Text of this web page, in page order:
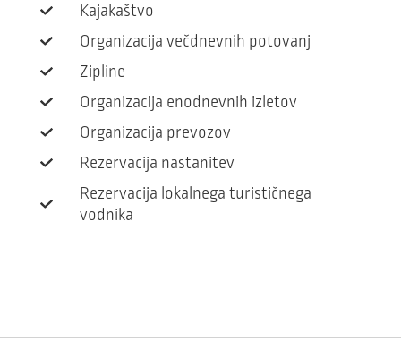
Kajakaštvo
Organizacija večdnevnih potovanj
Zipline
Organizacija enodnevnih izletov
Organizacija prevozov
Rezervacija nastanitev
Rezervacija lokalnega turističnega
vodnika